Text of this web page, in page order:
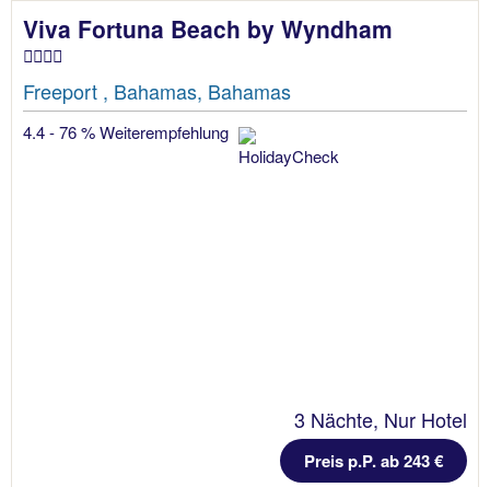
Viva Fortuna Beach by Wyndham
Freeport , Bahamas, Bahamas
4.4 - 76 % Weiterempfehlung
3 Nächte, Nur Hotel
Preis p.P. ab 243 €